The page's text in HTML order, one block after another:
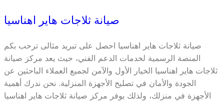
صيانة ثلاجات هاير اهناسيا
صيانة ثلاجات هاير اهناسيا احصل على تبريد مثالى ترحب بكم
المنصة الرسمية لخدمات الدعم الفني، حيث يعد مركز صيانة
ثلاجات هاير اهناسيا الخيار الأول والآمن لجميع العملاء الباحثين عن
الجودة والأمان في تصليح الأجهزة المنزلية. نحن ندرك أهمية
الأجهزة في منزلك، ولذلك يوفر مركز صيانة ثلاجات هاير اهناسيا